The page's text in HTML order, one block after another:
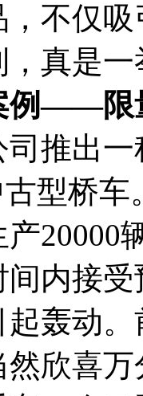
不仅
真是
——限
出一
古型桥
20000
内接
轰动
欣喜